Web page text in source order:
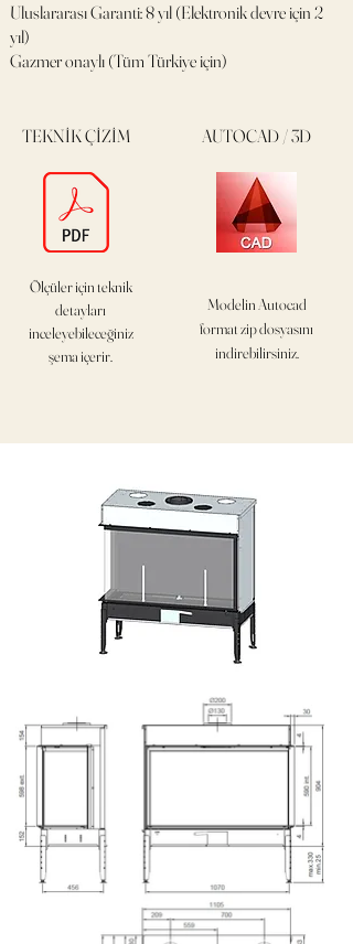
Uluslararası Garanti: 8 yıl (Elektronik devre için 2
yıl)
Gazmer onaylı (Tüm Türkiye için)
TEKNİK ÇİZİM
Ölçüler için teknik
detayları
inceleyebileceğiniz
şema içerir.
AUTOCAD / 3D
Modelin Autocad
formatzip dosyasını
indirebilirsiniz.